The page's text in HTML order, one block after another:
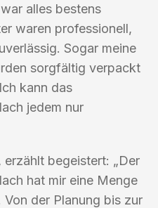
alles bestens
waren professionell,
Sogar meine
sorgfältig verpackt
kann das
jedem nur
erzählt begeistert: „Der
hat mir eine Menge
der Planung bis zur